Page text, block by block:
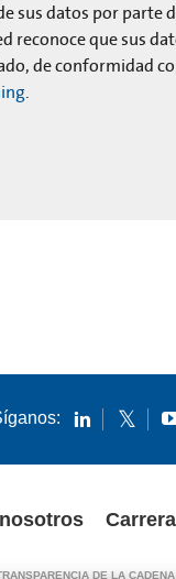
sus datos por parte
reconoce que sus
de conformidad
.
DE LA